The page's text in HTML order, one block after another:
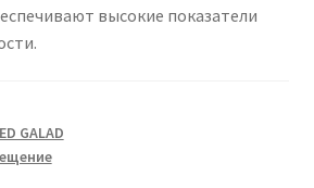
высокие показатели
GALAD